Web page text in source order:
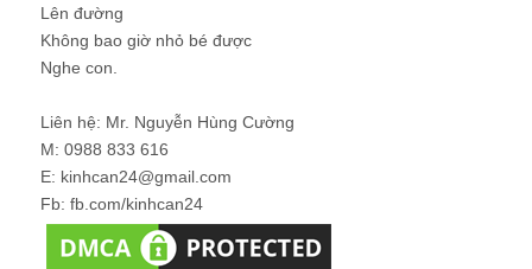
Lên đường
Không bao giờ nhỏ bé được
Nghe con.
Liên hệ: Mr. Nguyễn Hùng Cường
M: 0988 833 616
E: kinhcan24@gmail.com
Fb: fb.com/kinhcan24